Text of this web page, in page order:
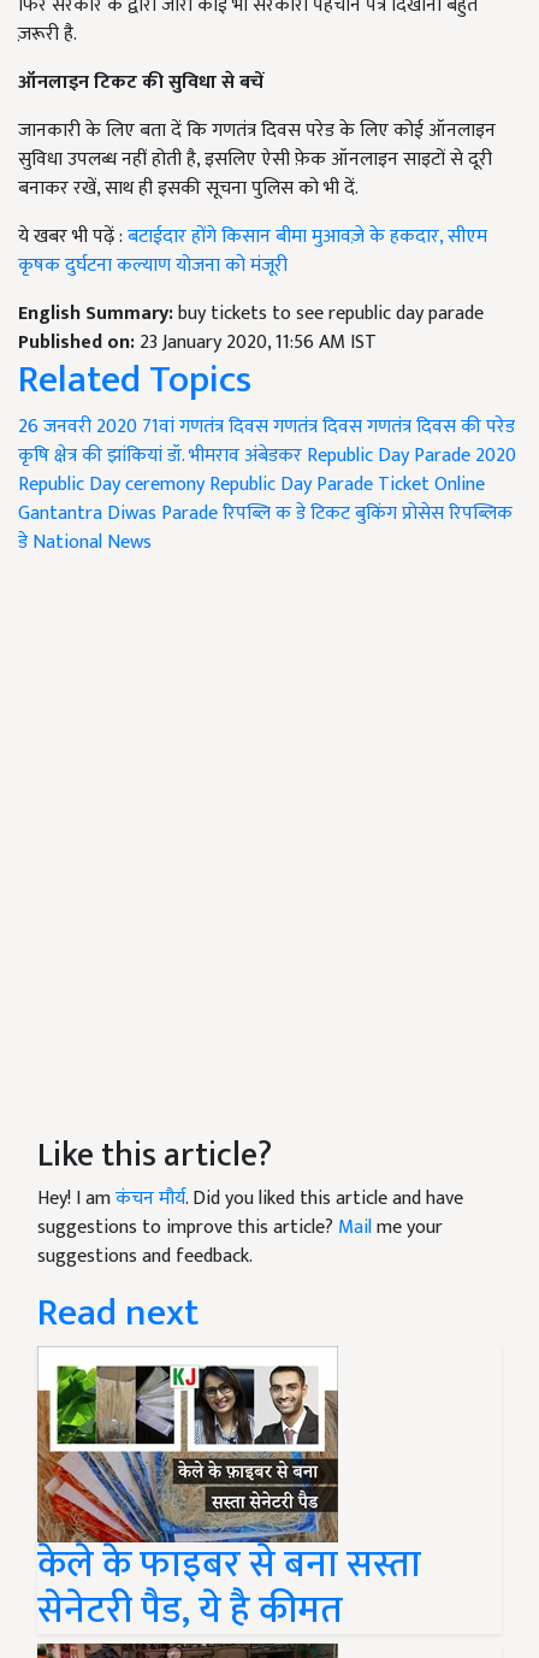
ज़रूरी है.
ऑनलाइन टिकट की सुविधा से बचें
जानकारी के लिए बता दें कि गणतंत्र दिवस परेड के लिए कोई ऑनलाइन
सुविधा उपलब्ध नहीं होती है, इसलिए ऐसी फ़ेक ऑनलाइन साइटों से दूरी
बनाकर रखें, साथ ही इसकी सूचना पुलिस को भी दें.
ये खबर भी पढ़ें :बटाईदार होंगे किसान बीमा मुआवज़े के हकदार, सीएम
कृषक दुर्घटना कल्याण योजना को मंजूरी
English Summary:buy tickets to see republic day parade
Published on:23 January 2020, 11:56 AM IST
Related Topics
26 जनवरी 202071वां गणतंत्र दिवसगणतंत्र दिवसगणतंत्र दिवस की परेड
कृषि क्षेत्र की झांकियांडॉ. भीमराव अंबेडकरRepublic Day Parade 2020
Republic Day ceremonyRepublic Day Parade Ticket Online
Gantantra Diwas Paradeरिपब्लि क डे टिकट बुकिंग प्रोसेसरिपब्लिक
डेNational News
Like this article?
Hey! I amकंचन मौर्य. Did you liked this article and have
suggestions to improve this article? Mailme your
suggestions and feedback.
Read next
केले के फाइबर से बना सस्ता
सेनेटरी पैड, ये है कीमत